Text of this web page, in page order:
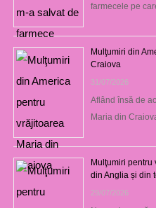
farmecele pe
Mulţumiri din
Craiova
31/07/2026
Aflând însă de
Maria din
Mulţumiri pentru
din Anglia și din
29/07/2026